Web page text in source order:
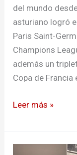
del mundo
asturiano logró
Paris Saint-
Champions
además un
Copa de Francia
Leer más »